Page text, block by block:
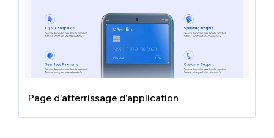
Page d'atterrissage d'application